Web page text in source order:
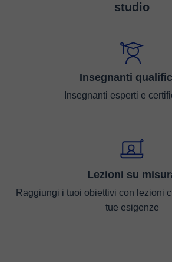
studio
Insegnanti
Insegnanti esperti e
Lezioni su
Raggiungi i tuoi obiettivi con lezioni
tue esigenze